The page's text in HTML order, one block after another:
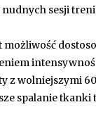
nudnych sesji
z wolniejszymi
spalanie tkanki